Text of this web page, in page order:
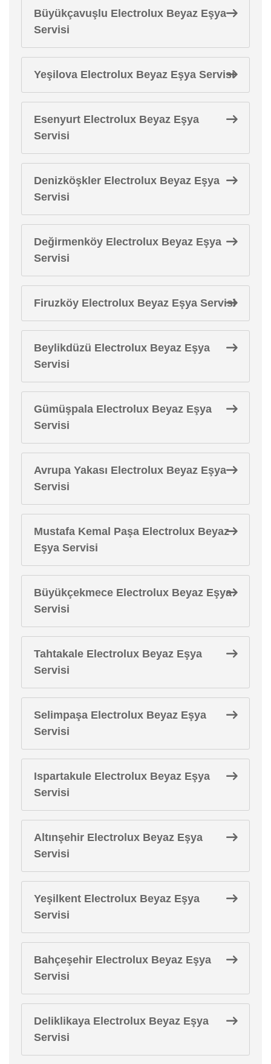
Büyükçavuşlu Electrolux Beyaz Eşya
Servisi
Yeşilova Electrolux Beyaz Eşya Servisi
Esenyurt Electrolux Beyaz Eşya
Servisi
Denizköşkler Electrolux Beyaz Eşya
Servisi
Değirmenköy Electrolux Beyaz Eşya
Servisi
Firuzköy Electrolux Beyaz Eşya Servisi
Beylikdüzü Electrolux Beyaz Eşya
Servisi
Gümüşpala Electrolux Beyaz Eşya
Servisi
Avrupa Yakası Electrolux Beyaz Eşya
Servisi
Mustafa Kemal Paşa Electrolux Beyaz
Eşya Servisi
Büyükçekmece Electrolux Beyaz Eşya
Servisi
Tahtakale Electrolux Beyaz Eşya
Servisi
Selimpaşa Electrolux Beyaz Eşya
Servisi
Ispartakule Electrolux Beyaz Eşya
Servisi
Altınşehir Electrolux Beyaz Eşya
Servisi
Yeşilkent Electrolux Beyaz Eşya
Servisi
Bahçeşehir Electrolux Beyaz Eşya
Servisi
Deliklikaya Electrolux Beyaz Eşya
Servisi